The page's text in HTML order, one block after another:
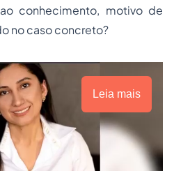
conhecimento, motivo de
no caso concreto?
Leia mais